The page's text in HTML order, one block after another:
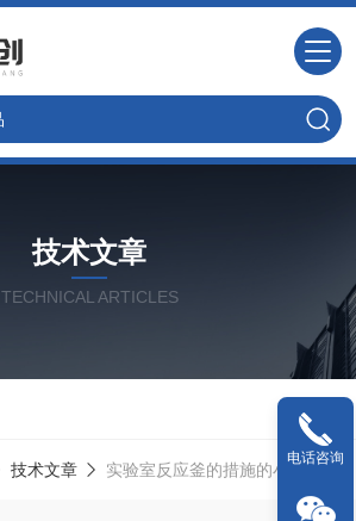
技术文章
TECHNICAL ARTICLES
技术文章 实验室反应釜的措施的小分享
电话咨询